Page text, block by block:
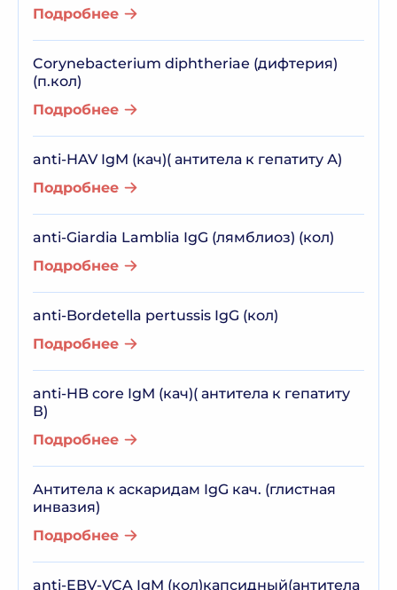
Подробнее
Corynebacterium diphtheriae (дифтерия)
(п.кол)
Подробнее
anti-HAV IgM (кач)( антитела к гепатиту А)
Подробнее
anti-Giardia Lamblia IgG (лямблиоз) (кол)
Подробнее
anti-Bordetella pertussis IgG (кол)
Подробнее
anti-HB core IgM (кач)( антитела к гепатиту
В)
Подробнее
Антитела к аскаридам IgG кач. (глистная
инвазия)
Подробнее
anti-EBV-VCA IgM (кол)капсидный(антитела